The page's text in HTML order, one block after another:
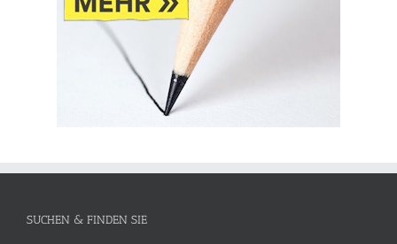
SUCHEN & FINDEN SIE